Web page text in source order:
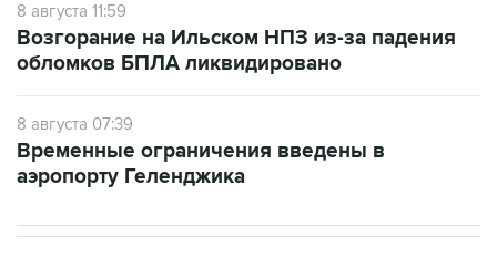
8 августа 11:59
Возгорание на Ильском НПЗ из-за падения
обломков БПЛА ликвидировано
8 августа 07:39
Временные ограничения введены в
аэропорту Геленджика